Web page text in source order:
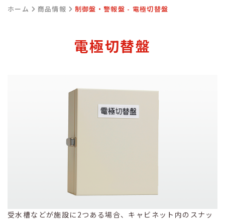
ホーム 商品情報 制御盤・警報盤 - 電極切替盤
電極切替盤
受水槽などが施設に2つある場合、キャビネット内のスナッ